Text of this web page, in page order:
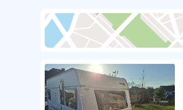
Przyczepy i naczepy 428
Części samochodowe 14656
Części motocyklowe
Sprzęt wodny 60
Pozostałe 1065